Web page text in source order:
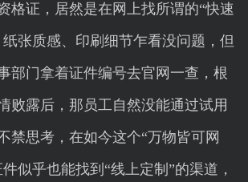
格证，居然是在网上找所谓的“快速
张质感、印刷细节乍看没问题，但
部门拿着证件编号去官网一查，根
败露后，那员工自然没能通过试用
禁思考，在如今这个“万物皆可网
似乎也能找到“线上定制”的渠道，